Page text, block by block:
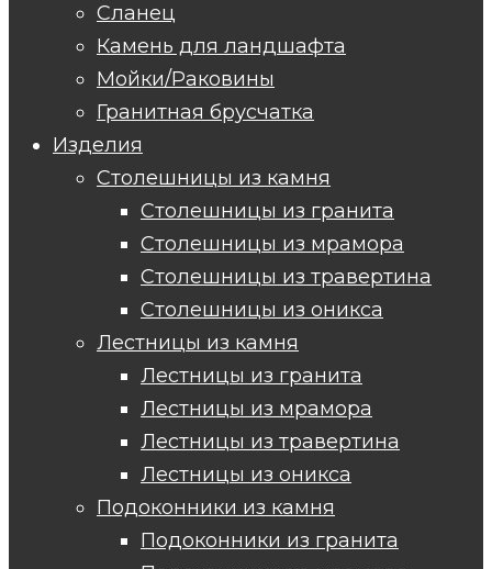
Сланец
Камень для ландшафта
Мойки/Раковины
Гранитная брусчатка
Изделия
Столешницы из камня
Столешницы из гранита
Столешницы из мрамора
Столешницы из травертина
Столешницы из оникса
Лестницы из камня
Лестницы из гранита
Лестницы из мрамора
Лестницы из травертина
Лестницы из оникса
Подоконники из камня
Подоконники из гранита